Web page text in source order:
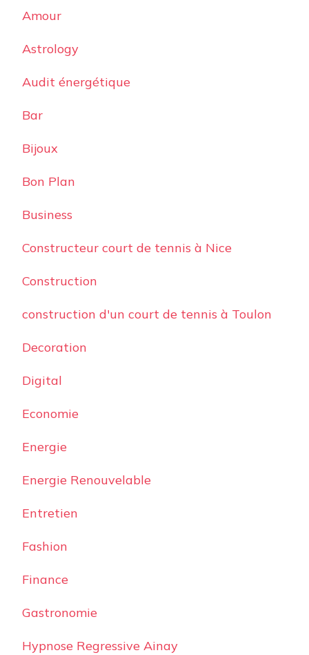
Amour
Astrology
Audit énergétique
Bar
Bijoux
Bon Plan
Business
Constructeur court de tennis à Nice
Construction
construction d'un court de tennis à Toulon
Decoration
Digital
Economie
Energie
Energie Renouvelable
Entretien
Fashion
Finance
Gastronomie
Hypnose Regressive Ainay